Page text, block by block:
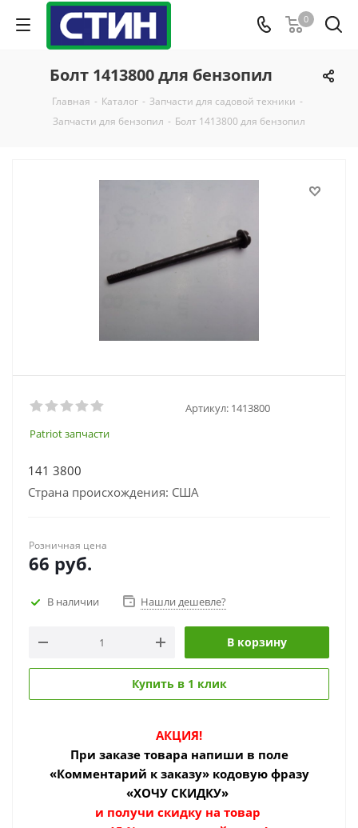
0
Болт 1413800 для бензопил
Главная - Каталог - Запчасти для садовой техники -
Запчасти для бензопил - Болт 1413800 для бензопил
Артикул: 1413800
Patriot запчасти
141 3800
Страна происхождения: США
Розничная цена
66 руб.
В наличии Нашли дешевле?
В корзину
Купить в 1 клик
АКЦИЯ!
При заказе товара напиши в поле
«Комментарий к заказу» кодовую фразу
«ХОЧУ СКИДКУ»
и получи скидку на товар